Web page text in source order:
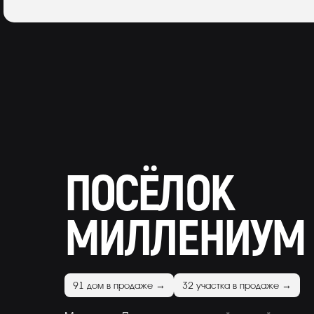
ПОСЁЛОК
МИЛЛЕНИУМ
91 дом в продаже → 32 участка в продаже →